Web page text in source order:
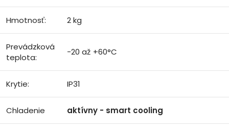
Hmotnosť: 2 kg
Prevádzková
teplota:
-20 až +60°C
Krytie: IP31
Chladenie aktívny - smart cooling